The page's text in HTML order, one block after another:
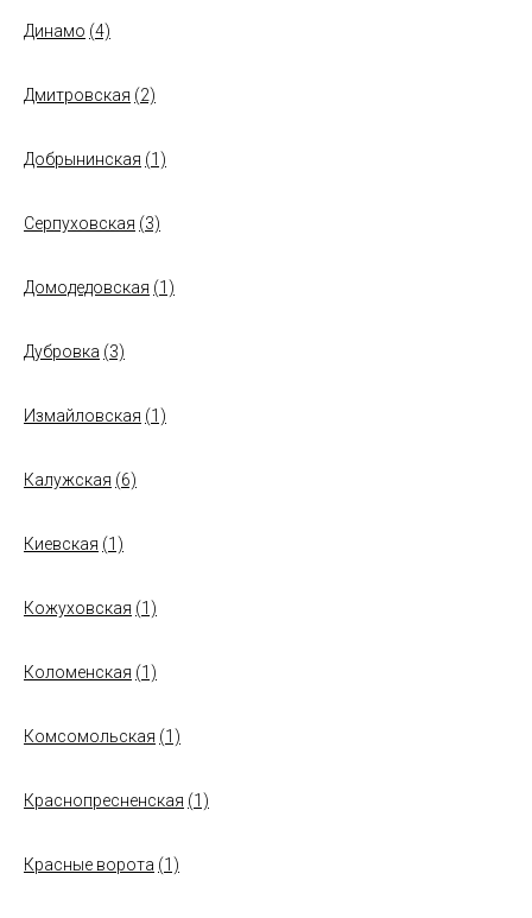
Динамо (4)
Дмитровская (2)
Добрынинская (1)
Серпуховская (3)
Домодедовская (1)
Дубровка (3)
Измайловская (1)
Калужская (6)
Киевская (1)
Кожуховская (1)
Коломенская (1)
Комсомольская (1)
Краснопресненская (1)
Красные ворота (1)